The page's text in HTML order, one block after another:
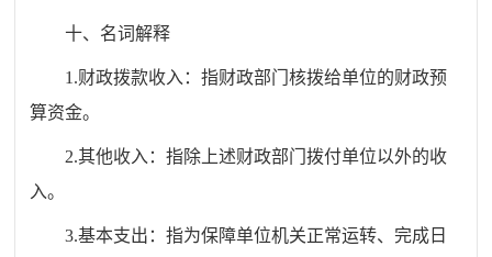
十、名词解释
1.财政拨款收入：指财政部门核拨给单位的财政预
算资金。
2.其他收入：指除上述财政部门拨付单位以外的收
入。
3.基本支出：指为保障单位机关正常运转、完成日